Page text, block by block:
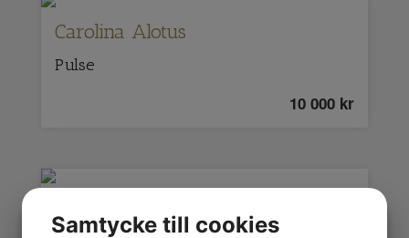
Carolina Alotus
Pulse
10 000 kr
Samtycke till cookies